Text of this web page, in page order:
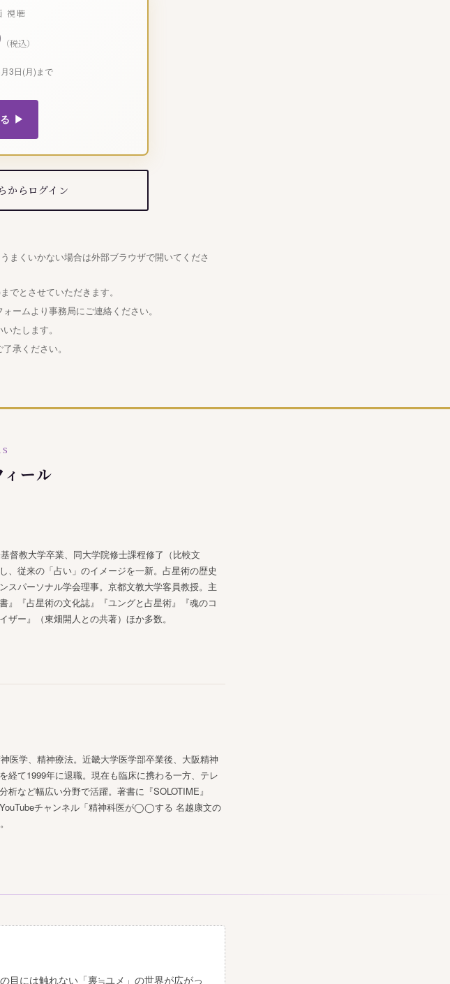
視聴
（税込）
3日(月)まで
る ▶
からログイン
まくいかない場合は外部ブラウザで開いてくださ
でとさせていただきます。
ームより事務局にご連絡ください。
たします。
承ください。
ール
督教大学卒業、同大学院修士課程修了（比較文
、従来の「占い」のイメージを一新。占星術の歴史
スパーソナル学会理事。京都文教大学客員教授。主
』『占星術の文化誌』『ユングと占星術』『魂のコ
ー』（東畑開人との共著）ほか多数。
医学、精神療法。近畿大学医学部卒業後、大阪精神
経て1999年に退職。現在も臨床に携わる一方、テレ
など幅広い分野で活躍。著書に『SOLOTIME』
チャンネル「精神科医が◯◯する 名越康文の
目には触れない「裏≒ユメ」の世界が広がっ